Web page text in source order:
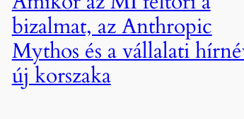
bizalmat, az Anthropic
Mythos és a vállalati
új korszaka